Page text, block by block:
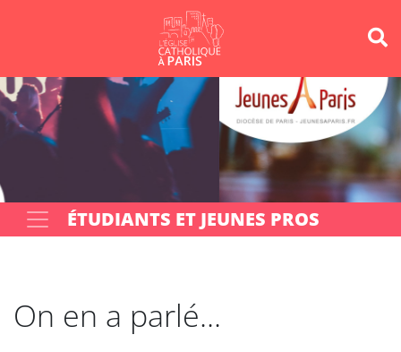
Votre recherche OK
ÉTUDIANTS ET JEUNES PROS
On en a parlé...
Panneau de gestion des cookies